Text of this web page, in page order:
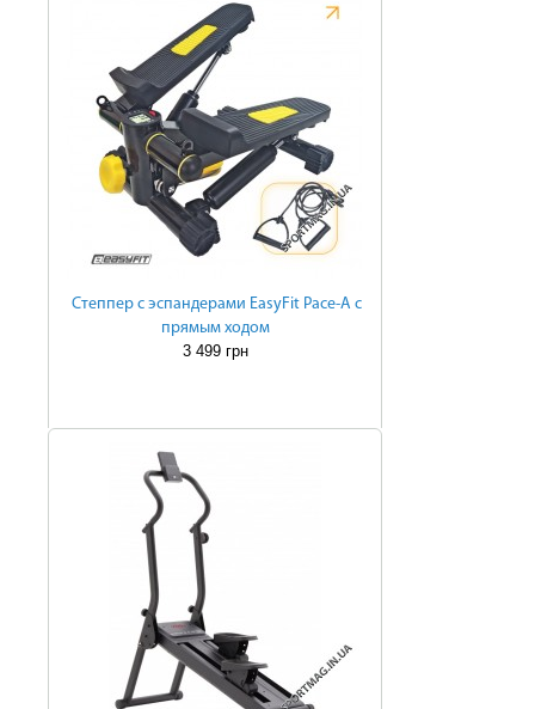
Степпер с эспандерами EasyFit Pace-A с
прямым ходом
3 499 грн